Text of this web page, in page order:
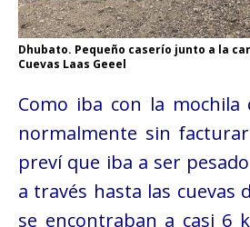
Dhubato. Pequeño caserío junto a la
Cuevas Laas Geeel
Como iba con la mochila
normalmente sin
preví que iba a ser
a través hasta las cuevas
se encontraban a casi 6